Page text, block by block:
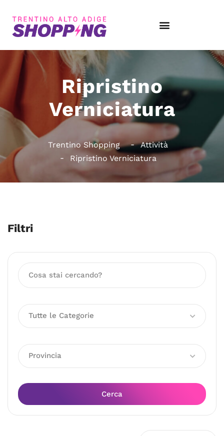
Ripristino
Verniciatura
Trentino Shopping
Attività
Ripristino Verniciatura
Filtri
Tutte le Categorie
Provincia
Cerca